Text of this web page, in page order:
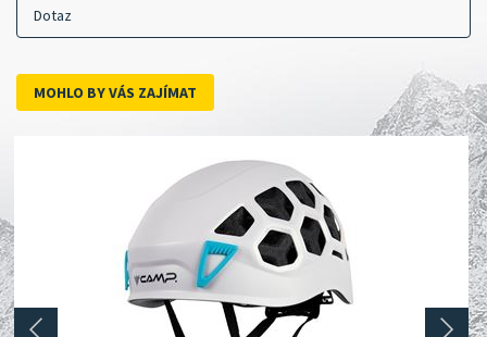
Dotaz
MOHLO BY VÁS ZAJÍMAT